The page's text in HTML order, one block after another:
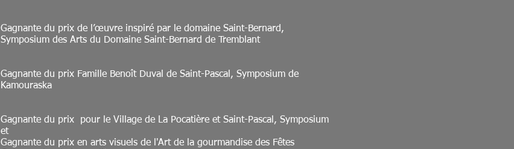
Gagnante du prix de l’œuvre inspiré par le domaine Saint-Bernard,
Symposium des Arts du Domaine Saint-Bernard de Tremblant
Gagnante du prix Famille Benoît Duval de Saint-Pascal, Symposium de
Kamouraska
Gagnante du prix pour le Village de La Pocatière et Saint-Pascal, Symposium
et
Gagnante du prix en arts visuels de l'Art de la gourmandise des Fêtes